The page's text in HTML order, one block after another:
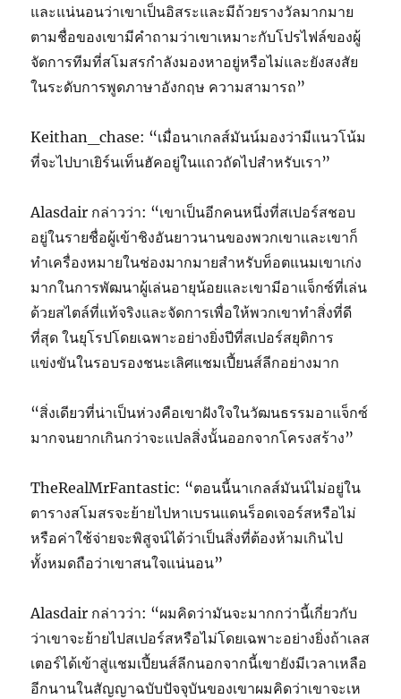
และแน่นอนว่าเขาเป็นอิสระและมีถ้วยรางวัลมากมาย
ตามชื่อของเขามีคำถามว่าเขาเหมาะกับโปรไฟล์ของผู้
จัดการทีมที่สโมสรกำลังมองหาอยู่หรือไม่และยังสงสัย
ในระดับการพูดภาษาอังกฤษ ความสามารถ”
Keithan_chase: “เมื่อนาเกลส์มันน์มองว่ามีแนวโน้ม
ที่จะไปบาเยิร์นเท็นฮัคอยู่ในแถวถัดไปสำหรับเรา”
Alasdair กล่าวว่า: “เขาเป็นอีกคนหนึ่งที่สเปอร์สชอบ
อยู่ในรายชื่อผู้เข้าชิงอันยาวนานของพวกเขาและเขาก็
ทำเครื่องหมายในช่องมากมายสำหรับท็อตแนมเขาเก่ง
มากในการพัฒนาผู้เล่นอายุน้อยและเขามีอาแจ็กซ์ที่เล่น
ด้วยสไตล์ที่แท้จริงและจัดการเพื่อให้พวกเขาทำสิ่งที่ดี
ที่สุด ในยุโรปโดยเฉพาะอย่างยิ่งปีที่สเปอร์สยุติการ
แข่งขันในรอบรองชนะเลิศแชมเปี้ยนส์ลีกอย่างมาก
“สิ่งเดียวที่น่าเป็นห่วงคือเขาฝังใจในวัฒนธรรมอาแจ็กซ์
มากจนยากเกินกว่าจะแปลสิ่งนั้นออกจากโครงสร้าง”
TheRealMrFantastic: “ตอนนี้นาเกลส์มันน์ไม่อยู่ใน
ตารางสโมสรจะย้ายไปหาเบรนแดนร็อดเจอร์สหรือไม่
หรือค่าใช้จ่ายจะพิสูจน์ได้ว่าเป็นสิ่งที่ต้องห้ามเกินไป
ทั้งหมดถือว่าเขาสนใจแน่นอน”
Alasdair กล่าวว่า: “ผมคิดว่ามันจะมากกว่านี้เกี่ยวกับ
ว่าเขาจะย้ายไปสเปอร์สหรือไม่โดยเฉพาะอย่างยิ่งถ้าเลส
เตอร์ได้เข้าสู่แชมเปี้ยนส์ลีกนอกจากนี้เขายังมีเวลาเหลือ
อีกนานในสัญญาฉบับปัจจุบันของเขาผมคิดว่าเขาจะเห